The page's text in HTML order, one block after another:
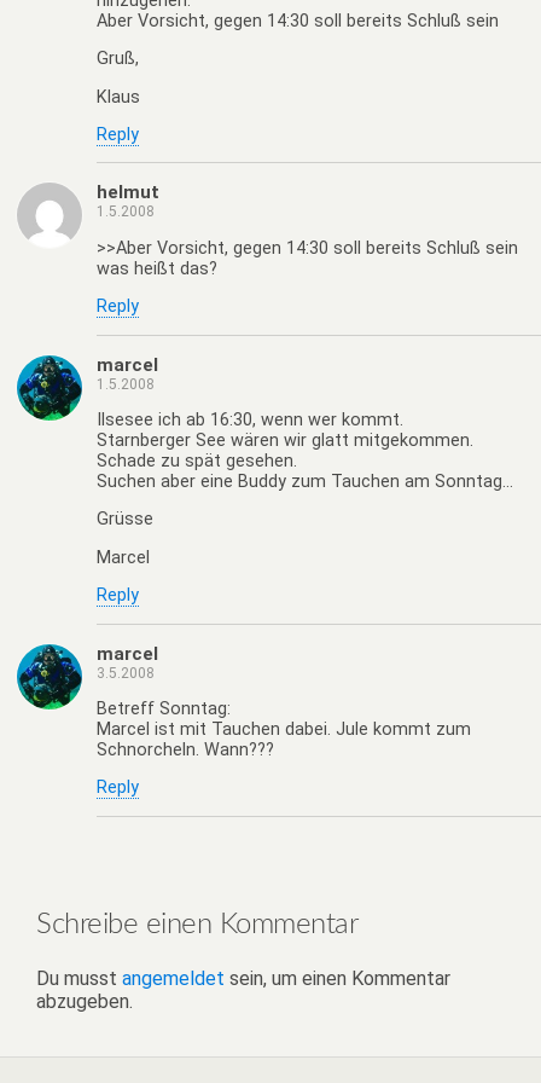
Aber Vorsicht, gegen 14:30 soll bereits Schluß sein
Gruß,
Klaus
Reply
helmut
1.5.2008
>>Aber Vorsicht, gegen 14:30 soll bereits Schluß sein
was heißt das?
Reply
marcel
1.5.2008
Ilsesee ich ab 16:30, wenn wer kommt.
Starnberger See wären wir glatt mitgekommen.
Schade zu spät gesehen.
Suchen aber eine Buddy zum Tauchen am Sonntag…
Grüsse
Marcel
Reply
marcel
3.5.2008
Betreff Sonntag:
Marcel ist mit Tauchen dabei. Jule kommt zum
Schnorcheln. Wann???
Reply
Schreibe einen Kommentar
Du musst angemeldet sein, um einen Kommentar
abzugeben.